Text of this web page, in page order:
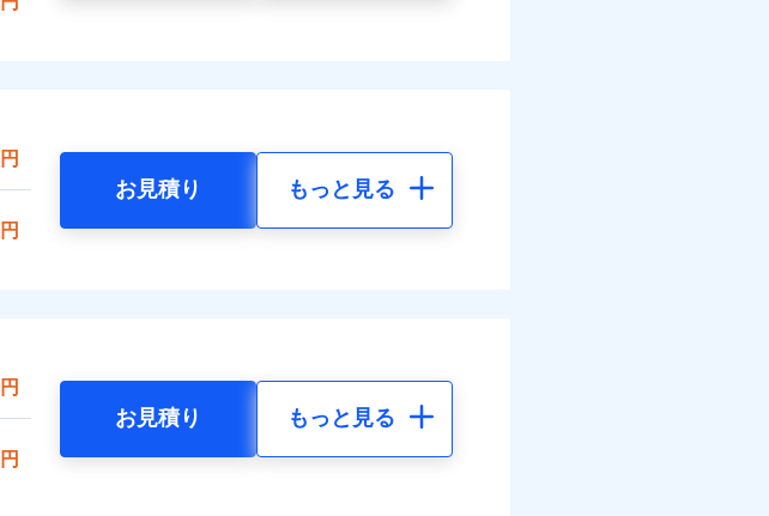
円
円
お見積り もっと見る
円
円
お見積り もっと見る